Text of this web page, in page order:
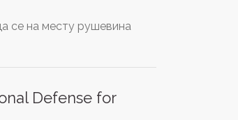
се на месту рушевина
Defense for